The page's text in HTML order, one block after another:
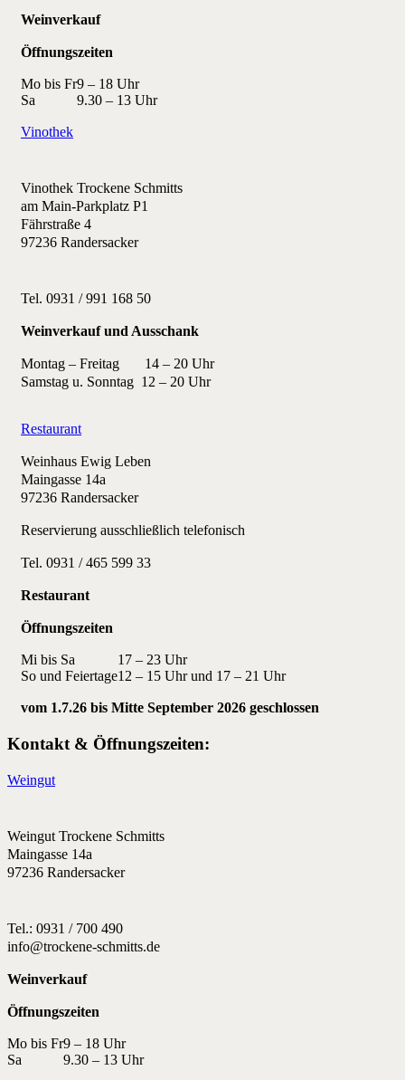
Weinverkauf
Öffnungszeiten
Mo bis Fr9 – 18 Uhr
Sa
9.30 – 13 Uhr
Vinothek
Vinothek Trockene Schmitts
am Main-Parkplatz P1
Fährstraße 4
97236 Randersacker
Tel. 0931 / 991 168 50
Weinverkauf und Ausschank
Montag – Freitag 14 – 20 Uhr
Samstag u. Sonntag 12 – 20 Uhr
Restaurant
Weinhaus Ewig Leben
Maingasse 14a
97236 Randersacker
Reservierung ausschließlich telefonisch
Tel. 0931 / 465 599 33
Restaurant
Öffnungszeiten
Mi bis Sa
17 – 23 Uhr
So und Feiertage12 – 15 Uhr und 17 – 21 Uhr
vom 1.7.26 bis Mitte September 2026 geschlossen
Kontakt & Öffnungszeiten:
Weingut
Weingut Trockene Schmitts
Maingasse 14a
97236 Randersacker
Tel.: 0931 / 700 490
info@trockene-schmitts.de
Weinverkauf
Öffnungszeiten
Mo bis Fr9 – 18 Uhr
Sa
9.30 – 13 Uhr